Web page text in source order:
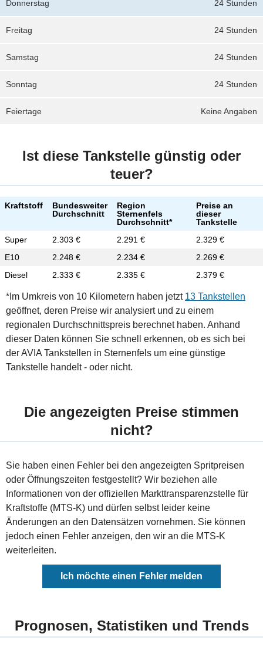
24 Stunden
Donnerstag
24 Stunden
Freitag
24 Stunden
Samstag
24 Stunden
Sonntag
Keine Angaben
Feiertage
Ist diese Tankstelle günstig oder
teuer?
Kraftstoff
Bundesweiter
Durchschnitt
Region
Sternenfels
Durchschnitt*
Preise an
dieser
Tankstelle
Super
2.303 € 2.291 €
2.329 €
E10
2.248 € 2.234 €
2.269 €
Diesel
2.333 € 2.335 € 2.379 €
*Im Umkreis von 10 Kilometern haben jetzt 13 Tankstellen
geöffnet, deren Preise wir analysiert und zu einem
regionalen Durchschnittspreis berechnet haben. Anhand
dieser Daten können Sie schnell erkennen, ob es sich bei
der AVIA Tankstellen in Sternenfels um eine günstige
Tankstelle handelt - oder nicht.
Die angezeigten Preise stimmen
nicht?
Sie haben einen Fehler bei den angezeigten Spritpreisen
oder Öffnungszeiten festgestellt? Wir beziehen alle
Informationen von der offiziellen Markttransparenzstelle für
Kraftstoffe (MTS-K) und dürfen selbst leider keine
Änderungen an den Datensätzen vornehmen. Sie können
jedoch einen Fehler anzeigen, den wir an die MTS-K
weiterleiten.
Ich möchte einen Fehler melden
Prognosen, Statistiken und Trends